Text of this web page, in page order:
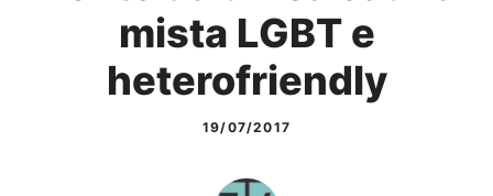
mista LGBT e
heterofriendly
19/07/2017